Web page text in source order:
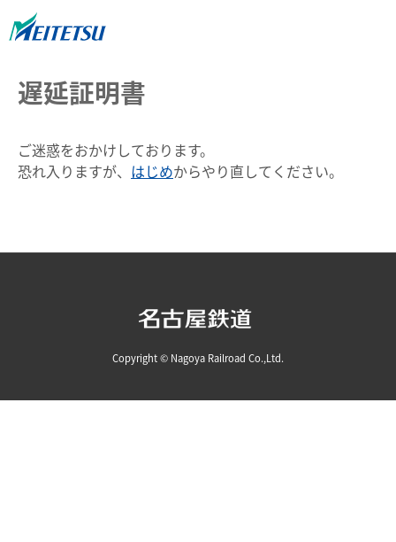
遅延証明書
ご迷惑をおかけしております。
恐れ入りますが、 はじめからやり直してください。
Copyright © Nagoya Railroad Co.,Ltd.